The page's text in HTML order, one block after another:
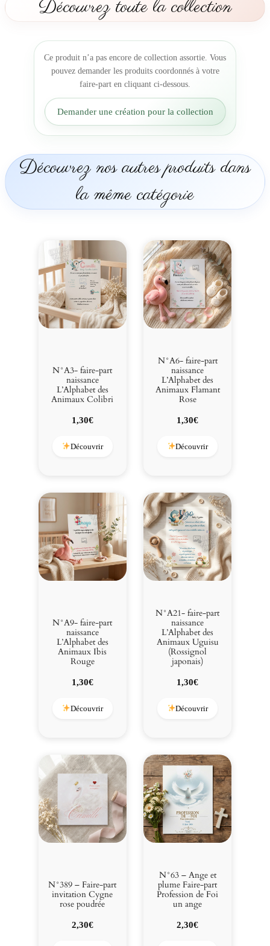
u
s
n
Découvrez toute la collection
Ce produit n’a pas encore de collection assortie. Vous
pouvez demander les produits coordonnés à votre
faire-part en cliquant ci-dessous.
Demander une création pour la collection
Découvrez nos autres produits dans
la même catégorie
N°A3- faire-part
naissance
L’Alphabet des
Animaux Colibri
1,30€
Découvrir
N°A6- faire-part
naissance
L’Alphabet des
Animaux Flamant
Rose
1,30€
Découvrir
N°A9- faire-part
naissance
L’Alphabet des
Animaux Ibis
Rouge
1,30€
Découvrir
N°A21- faire-part
naissance
L’Alphabet des
Animaux Uguisu
(Rossignol
japonais)
1,30€
Découvrir
N°389 – Faire-part
invitation Cygne
rose poudrée
2,30€
N°63 – Ange et
plume Faire-part
Profession de Foi
un ange
2,30€